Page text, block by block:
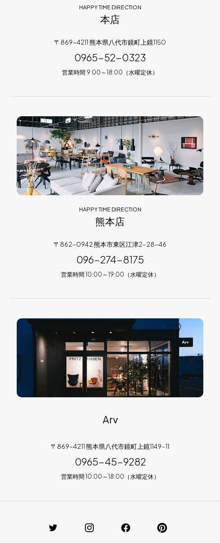
HAPPY TIME DIRECTION
本店
〒869-4211 熊本県八代市鏡町上鏡1150
0965-52-0323
営業時間 9:00～18:00（水曜定休）
HAPPY TIME DIRECTION
熊本店
〒862-0942 熊本市東区江津2-28-46
096-274-8175
営業時間 10:00～19:00（水曜定休）
Arv
〒869-4211 熊本県八代市鏡町上鏡1149-11
0965-45-9282
営業時間 10:00～18:00（水曜定休）